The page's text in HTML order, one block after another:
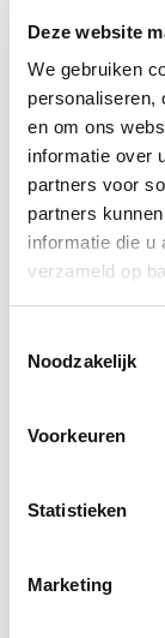
Deze website
We gebruiken
personaliseren,
en om ons
informatie over
partners voor
partners
informatie die u
verzameld op
Noodzakelijk
Voorkeuren
Statistieken
Marketing
Martin
in
Dit nieuwe
cutaway
Oost-
voor
toelopende
Fishman®
gitaar.
op een rij